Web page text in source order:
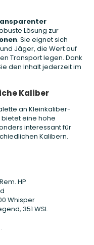
Lösung zur
. Sie eignet sich
Jäger, die Wert auf
Transport legen. Dank
den Inhalt jederzeit im
Kaliber
an Kleinkaliber-
eine hohe
interessant für
Kalibern.
HP
Whisper
351 WSL